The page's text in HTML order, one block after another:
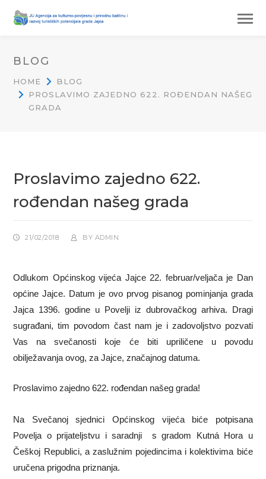
BLOG
HOME
BLOG
PROSLAVIMO ZAJEDNO 622. ROĐENDAN NAŠEG
GRADA
Proslavimo zajedno 622.
rođendan našeg grada
21/02/2018 BY ADMIN
Odlukom Općinskog vijeća Jajce 22. februar/veljača je Dan
općine Jajce. Datum je ovo prvog pisanog pominjanja grada
Jajca 1396. godine u Povelji iz dubrovačkog arhiva. Dragi
sugrađani, tim povodom čast nam je i zadovoljstvo pozvati
Vas na svečanosti koje će biti upriličene u povodu
obilježavanja ovog, za Jajce, značajnog datuma.
Proslavimo zajedno 622. rođendan našeg grada!
Na Svečanoj sjednici Općinskog vijeća biće potpisana
Povelja o prijateljstvu i saradnji s gradom Kutná Hora u
Češkoj Republici, a zaslužnim pojedincima i kolektivima biće
uručena prigodna priznanja.